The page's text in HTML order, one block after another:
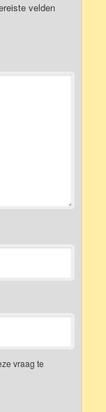
velden
vraag te